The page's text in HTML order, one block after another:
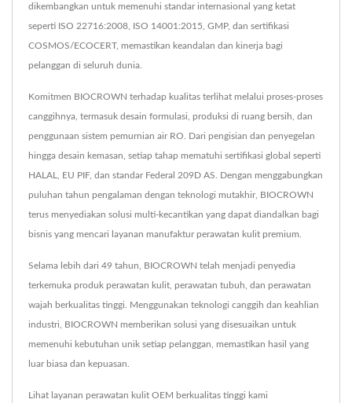
dikembangkan untuk memenuhi standar internasional yang ketat
seperti ISO 22716:2008, ISO 14001:2015, GMP, dan sertifikasi
COSMOS/ECOCERT, memastikan keandalan dan kinerja bagi
pelanggan di seluruh dunia.
Komitmen BIOCROWN terhadap kualitas terlihat melalui proses-proses
canggihnya, termasuk desain formulasi, produksi di ruang bersih, dan
penggunaan sistem pemurnian air RO. Dari pengisian dan penyegelan
hingga desain kemasan, setiap tahap mematuhi sertifikasi global seperti
HALAL, EU PIF, dan standar Federal 209D AS. Dengan menggabungkan
puluhan tahun pengalaman dengan teknologi mutakhir, BIOCROWN
terus menyediakan solusi multi-kecantikan yang dapat diandalkan bagi
bisnis yang mencari layanan manufaktur perawatan kulit premium.
Selama lebih dari 49 tahun, BIOCROWN telah menjadi penyedia
terkemuka produk perawatan kulit, perawatan tubuh, dan perawatan
wajah berkualitas tinggi. Menggunakan teknologi canggih dan keahlian
industri, BIOCROWN memberikan solusi yang disesuaikan untuk
memenuhi kebutuhan unik setiap pelanggan, memastikan hasil yang
luar biasa dan kepuasan.
Lihat layanan perawatan kulit OEM berkualitas tinggi kami